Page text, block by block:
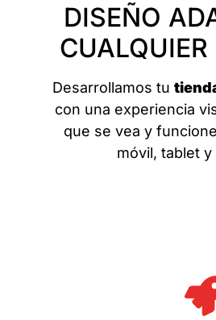
DISEÑO
Desarrollamos tu
con una experiencia
que se vea y
móvil, tablet